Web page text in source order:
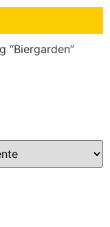
“Biergarden”